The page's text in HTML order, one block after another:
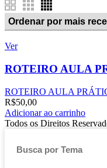
Ver
ROTEIRO AULA
ROTEIRO AULA
R$50,00
Adicionar ao carrinho
Todos os Direitos